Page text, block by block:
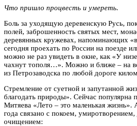
Что пришло процвесть и умереть.
Боль за уходящую деревенскую Русь,
полей, заброшенность святых мест,
деревянных кружевах, напоминающих
сегодня проехать по России на поезде
можно не раз увидеть в окне, как «У
чахнут тополя…». Можно и ближе – на
из Петрозаводска по любой дороге
Стремление от суетной и запутанной
благодать природы». Сейчас популярна
Митяева «Лето – это маленькая жизнь».
года связано с покоем,
очищением: